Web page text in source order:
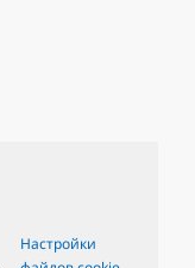
Настройки